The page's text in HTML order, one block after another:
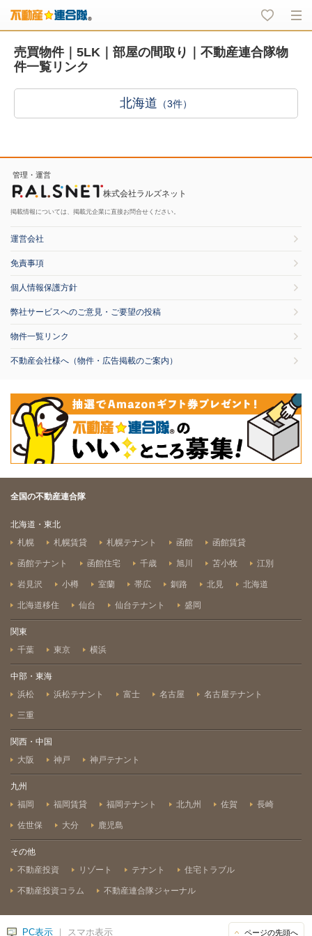
売買物件｜5LK｜部屋の間取り｜不動産連合隊物
件一覧リンク
北海道 （3件）
管理・運営
株式会社ラルズネット
掲載情報については、掲載元企業に直接お問合せください。
運営会社
免責事項
個人情報保護方針
弊社サービスへのご意見・ご要望の投稿
物件一覧リンク
不動産会社様へ（物件・広告掲載のご案内）
全国の不動産連合隊
北海道・東北
札幌
札幌賃貸 札幌テナント 函館 函館賃貸
函館テナント 函館住宅 千歳 旭川 苫小牧 江別
岩見沢 小樽 室蘭 帯広 釧路 北見 北海道
北海道移住 仙台 仙台テナント 盛岡
関東
千葉
東京 横浜
中部・東海
浜松
浜松テナント 富士 名古屋 名古屋テナント
三重
関西・中国
大阪
神戸 神戸テナント
九州
福岡
福岡賃貸 福岡テナント 北九州 佐賀 長崎
佐世保 大分 鹿児島
その他
不動産投資
リゾート テナント 住宅トラブル
不動産投資コラム 不動産連合隊ジャーナル
PC表示 ｜ スマホ表示 ページの先頭へ